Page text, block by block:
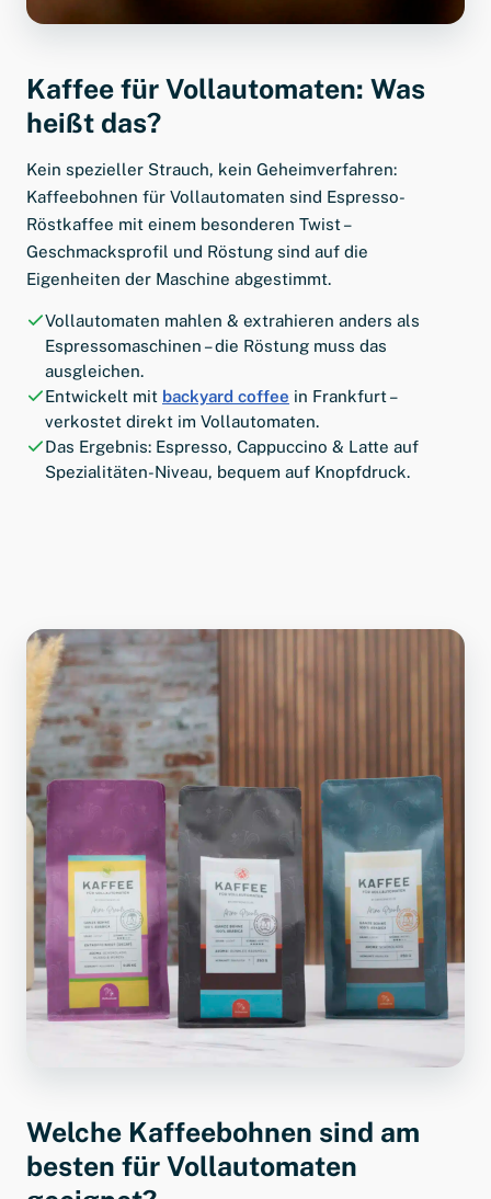
Kaffee für Vollautomaten: Was
heißt das?
Kein spezieller Strauch, kein Geheimverfahren:
Kaffeebohnen für Vollautomaten sind Espresso-
Röstkaffee mit einem besonderen Twist –
Geschmacksprofil und Röstung sind auf die
Eigenheiten der Maschine abgestimmt.
Vollautomaten mahlen & extrahieren anders als
Espressomaschinen – die Röstung muss das
ausgleichen.
Entwickelt mit backyard coffee in Frankfurt –
verkostet direkt im Vollautomaten.
Das Ergebnis: Espresso, Cappuccino & Latte auf
Spezialitäten-Niveau, bequem auf Knopfdruck.
Welche Kaffeebohnen sind am
besten für Vollautomaten